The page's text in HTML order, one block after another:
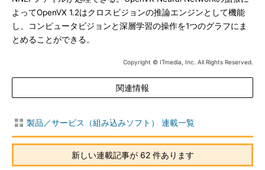
よってOpenVX 1.2はクロスビジョンの推論エンジンとして機能
し、コンピュータビジョンと深層学習の操作を1つのグラフにま
とめることができる。
Copyright © ITmedia, Inc. All Rights Reserved.
関連情報
製品／サービス（組み込みソフト） 連載一覧
新しい連載記事が 62 件あります